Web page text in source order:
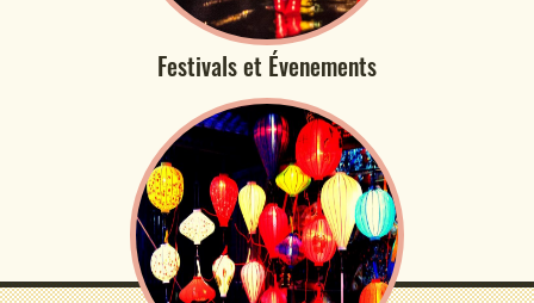
Festivals et Évenements